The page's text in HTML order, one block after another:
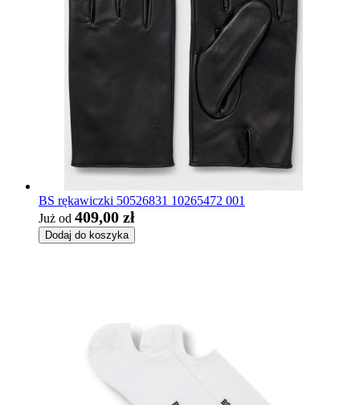
BS rękawiczki 50526831 10265472 001
Już od 409,00 zł
Dodaj do koszyka